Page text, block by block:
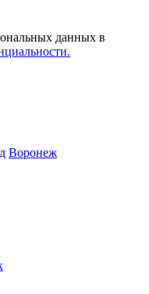
данных в
Воронеж